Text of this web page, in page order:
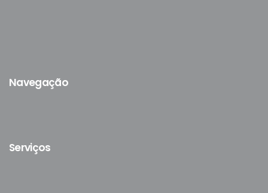
Navegação
Serviços